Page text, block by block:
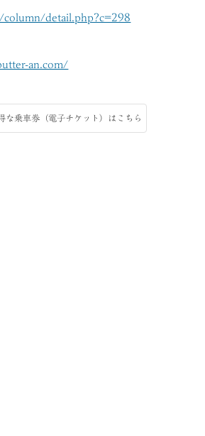
detail.php?c=298
an.com/
な乗車券（電子チケット）はこちら